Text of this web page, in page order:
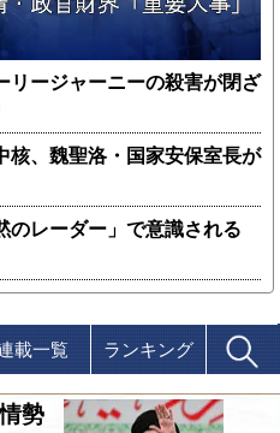
リージャーニーの殺害が閉ざ
核、魏聖洛・国家安保室長が
のレーダー」で意識される
載一覧 ランキング
勢